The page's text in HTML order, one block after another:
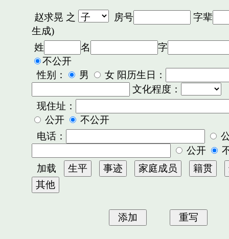
赵求晃 之 房号
字辈
生成)
姓
名
字
不公开
性别：
男
女 阳历生日：
文化程度：
现住址：
公开
不公开
电话：
公开
加载